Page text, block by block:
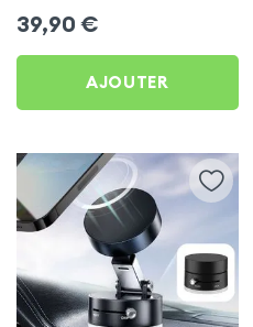
Acefast pour Huawei Pura
70 Pro
39,90 €
AJOUTER